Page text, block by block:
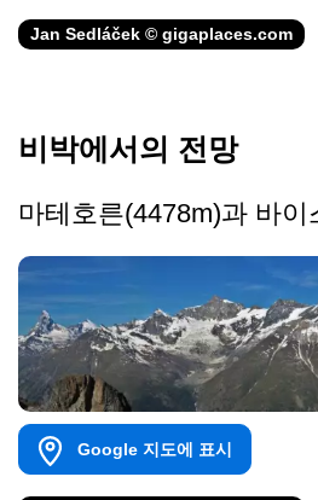
Jan Sedláček © gigaplaces.com
비박에서의 전망
마테호른(4478m)과 바이
Google 지도에 표시